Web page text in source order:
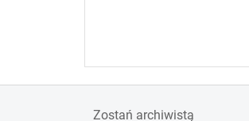
Zostań archiwistą